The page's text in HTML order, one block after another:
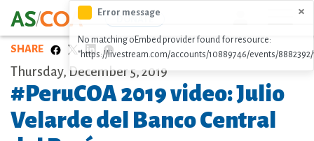
Skip
to
main
content
DONATE
SHARE
Error message ×
No matching oEmbed provider found for resource:
"https://livestream.com/accounts/10889746/events/8882392/
Thursday, December 5, 2019
#PeruCOA 2019 video: Julio
Velarde del Banco Central